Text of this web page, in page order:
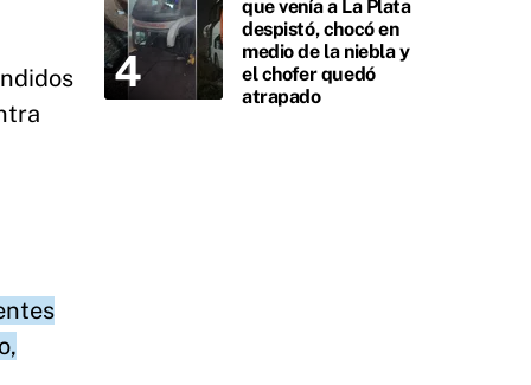
que venía a La Plata
despistó, chocó en
medio de la niebla y
el chofer quedó
atrapado